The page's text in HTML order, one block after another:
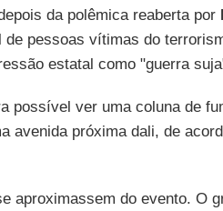
da polêmica reaberta por
pessoas vítimas do
estatal como "guerra
possível ver uma coluna de
avenida próxima dali, de
aproximassem do evento. O